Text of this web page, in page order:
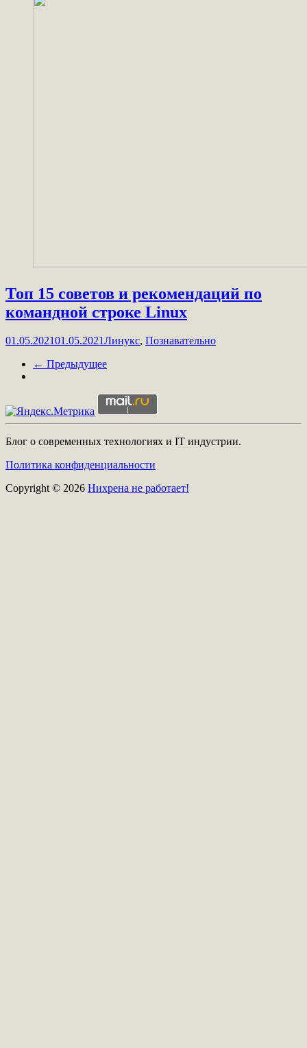
Топ 15 советов и рекомендаций по
командной строке Linux
01.05.202101.05.2021Линукс, Познавательно
← Предыдущее
Блог о современных технологиях и IT индустрии.
Политика конфиденциальности
Copyright © 2026 Нихрена не работает!